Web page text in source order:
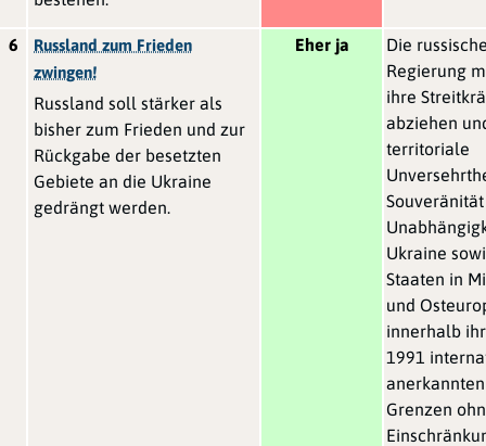
6
Russland zum Frieden
zwingen!
Russland soll stärker als
bisher zum Frieden und zur
Rückgabe der besetzten
Gebiete an die Ukraine
gedrängt werden.
Eher ja
Die
Regierung
ihre
abziehen
territoriale
Ukraine
Staaten in
und
innerhalb
1991
anerkannten
Grenzen